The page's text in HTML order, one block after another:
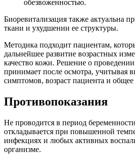
обезвоженностью.
Биоревитализация также актуальна
ткани и ухудшении ее структуры.
Методика подходит пациентам,
дальнейшее развитие возрастных
качество кожи. Решение о
принимает после осмотра, учитывая
симптомов, возраст пациента и общее
Противопоказания
Не проводится в период
откладывается при повышенной
инфекциях и любых активных
организме.